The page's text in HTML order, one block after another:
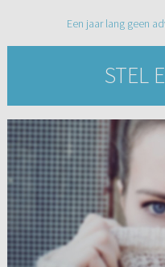
Een jaar lang geen
STEL